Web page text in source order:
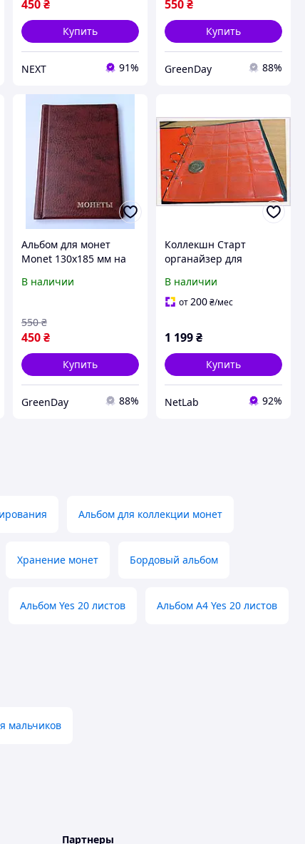
450 ₴
Купить
NEXT 91%
550₴
Купить
GreenDay 88%
Альбом для монет
Monet 130х185 мм на
Темно-красный
В наличии
450 ₴
550 ₴
Купить
GreenDay 88%
Коллекшн Старт
органайзер для
отделение, 1T83036E7
В наличии
от200₴/мес
1 199₴
Купить
NetLab 92%
Альбом для коллекции монет
Хранение монет Бордовый альбом
Альбом Yes 20 листов Альбом А4 Yes 20 листов
мальчиков
Партнеры